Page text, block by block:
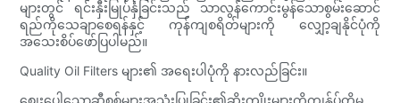
များတွင် ရင်းနှီးမြုပ်နှံခြင်းသည် သာလွန်ကောင်းမွန်သောစွမ်းဆောင်
ရည်ကိုသေချာစေရန်နှင့် ကုန်ကျစရိတ်များကို လျှော့ချနိုင်ပုံကို
အသေးစိပ်ဖော်ပြပါမည်။
Quality Oil Filters များ၏ အရေးပါပုံကို နားလည်ခြင်း။